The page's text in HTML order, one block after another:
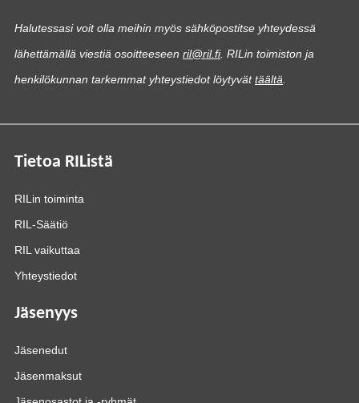
Halutessasi voit olla meihin myös sähköpostitse yhteydessä
lähettämällä viestiä osoitteeseen ril@ril.fi. RILin toimiston ja
henkilökunnan tarkemmat yhteystiedot löytyvättäältä
Tietoa RIListä
RILin toiminta
RIL-Säätiö
RIL vaikuttaa
Yhteystiedot
Jäsenyys
Jäsenedut
Jäsenmaksut